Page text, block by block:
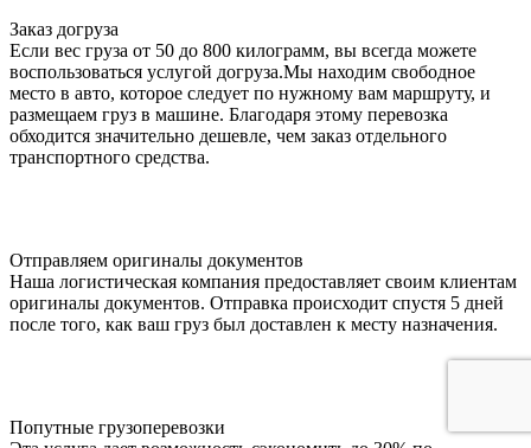
Заказ догруза
Если вес груза от 50 до 800 килограмм, вы всегда можете
воспользоваться услугой догруза.Мы находим свободное
место в авто, которое следует по нужному вам маршруту, и
размещаем груз в машине. Благодаря этому перевозка
обходится значительно дешевле, чем заказ отдельного
транспортного средства.
Отправляем оригиналы документов
Наша логистическая компания предоставляет своим клиентам
оригиналы документов. Отправка происходит спустя 5 дней
после того, как ваш груз был доставлен к месту назначения.
Попутные грузоперевозки